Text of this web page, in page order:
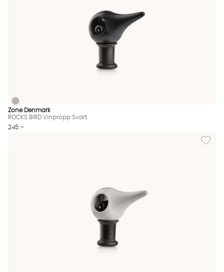
ROCKS BIRD Vinpropp Svart Finns även i dessa färger:
ROCKS BIRD Vinpropp Svart
Zone Denmark
ROCKS BIRD Vinpropp Svart
245 :-
Lägg